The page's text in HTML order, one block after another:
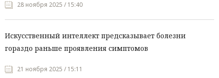
28 ноября 2025 / 15:40
Искусственный интеллект предсказывает болезни
гораздо раньше проявления симптомов
21 ноября 2025 / 15:11